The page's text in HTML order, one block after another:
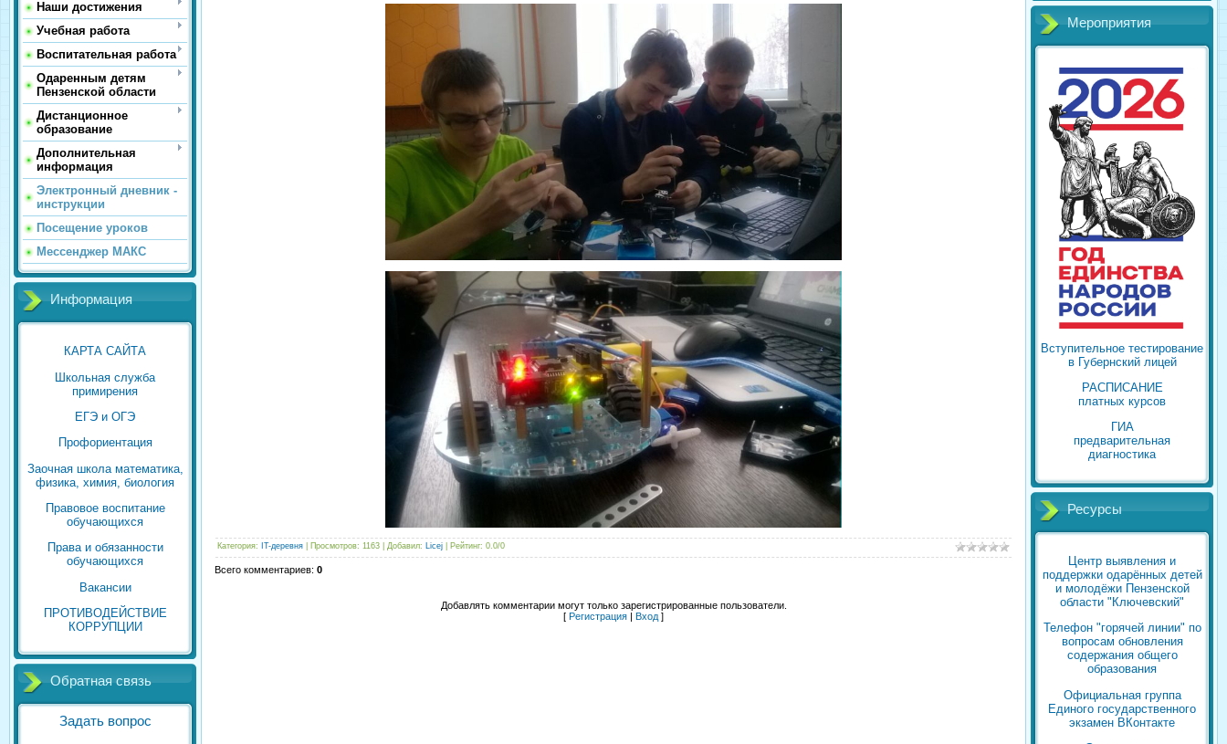
Наши достижения
Учебная работа
Воспитательная работа
Одаренным детям
Пензенской области
Дистанционное
образование
Дополнительная
информация
Электронный дневник -
инструкции
Посещение уроков
Мессенджер МАКС
Информация
КАРТА САЙТА
Школьная служба
примирения
ЕГЭ и ОГЭ
Профориентация
Заочная школа математика,
физика, химия, биология
Правовое воспитание
обучающихся
Права и обязанности
обучающихся
Вакансии
ПРОТИВОДЕЙСТВИЕ
КОРРУПЦИИ
Обратная связь
Задать вопрос
Категория: IT-деревня Просмотров: 1163 | Добавил: Licej Рейтинг: 0.0/0
Всего комментариев: 0
Добавлять комментарии могут только зарегистрированные пользователи.
[ Регистрация | Вход ]
Мероприятия
Вступительное тестирование
в Губернский лицей
РАСПИСАНИЕ
платных курсов
ГИА
предварительная
диагностика
Ресурсы
Центр выявления и
поддержки одарённых детей
и молодёжи Пензенской
области "Ключевский"
Телефон "горячей линии" по
вопросам обновления
содержания общего
образования
Официальная группа
Единого государственного
экзамен ВКонтакте